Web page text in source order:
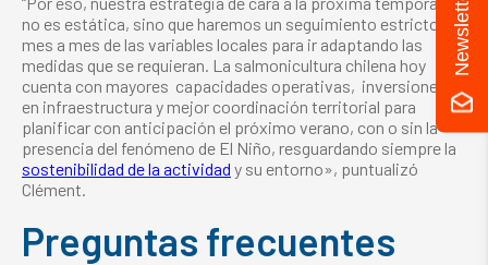
no es estática, sino que haremos un seguimiento estricto
mes a mes de las variables locales para ir adaptando las
medidas que se requieran. La salmonicultura chilena hoy
cuenta con mayores capacidades operativas, inversiones
en infraestructura y mejor coordinación territorial para
planificar con anticipación el próximo verano, con o sin la
presencia del fenómeno de El Niño, resguardando siempre la
sostenibilidad de la actividad y su entorno», puntualizó
Clément.
Preguntas frecuentes
Newsletter